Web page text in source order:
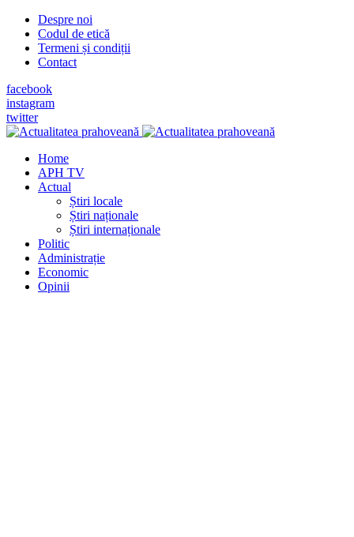
Despre noi
Codul de etică
Termeni și condiții
Contact
facebook
instagram
twitter
Home
APH TV
Actual
Știri locale
Știri naționale
Știri internaționale
Politic
Administrație
Economic
Opinii